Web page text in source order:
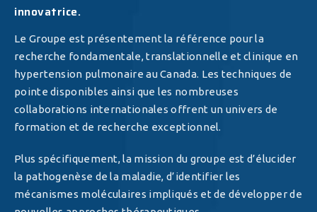
innovatrice.
Le Groupe est présentement la référence pour la
recherche fondamentale, translationnelle et clinique en
hypertension pulmonaire au Canada. Les techniques de
pointe disponibles ainsi que les nombreuses
collaborations internationales offrent un univers de
formation et de recherche exceptionnel.
Plus spécifiquement, la mission du groupe est d’élucider
la pathogenèse de la maladie, d’identifier les
mécanismes moléculaires impliqués et de développer de